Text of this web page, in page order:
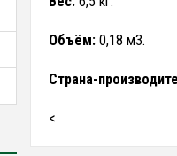
Объём: 0,18 м3.
Страна-
<